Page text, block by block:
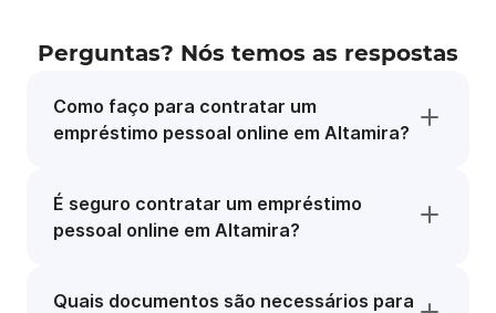
Perguntas? Nós temos as respostas
Como faço para contratar um
empréstimo pessoal online em Altamira?
É seguro contratar um empréstimo
pessoal online em Altamira?
Quais documentos são necessários para